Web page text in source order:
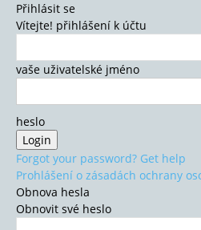
Přihlásit se
Vítejte! přihlášení k účtu
vaše uživatelské jméno
heslo
Forgot your password? Get help
Prohlášení o zásadách ochrany
Obnova hesla
Obnovit své heslo